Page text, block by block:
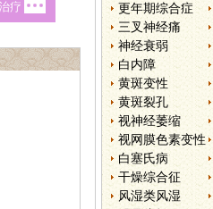
更年期综合症
三叉神经痛
神经衰弱
白内障
黄斑变性
黄斑裂孔
视神经萎缩
视网膜色素变性
白塞氏病
干燥综合征
风湿类风湿